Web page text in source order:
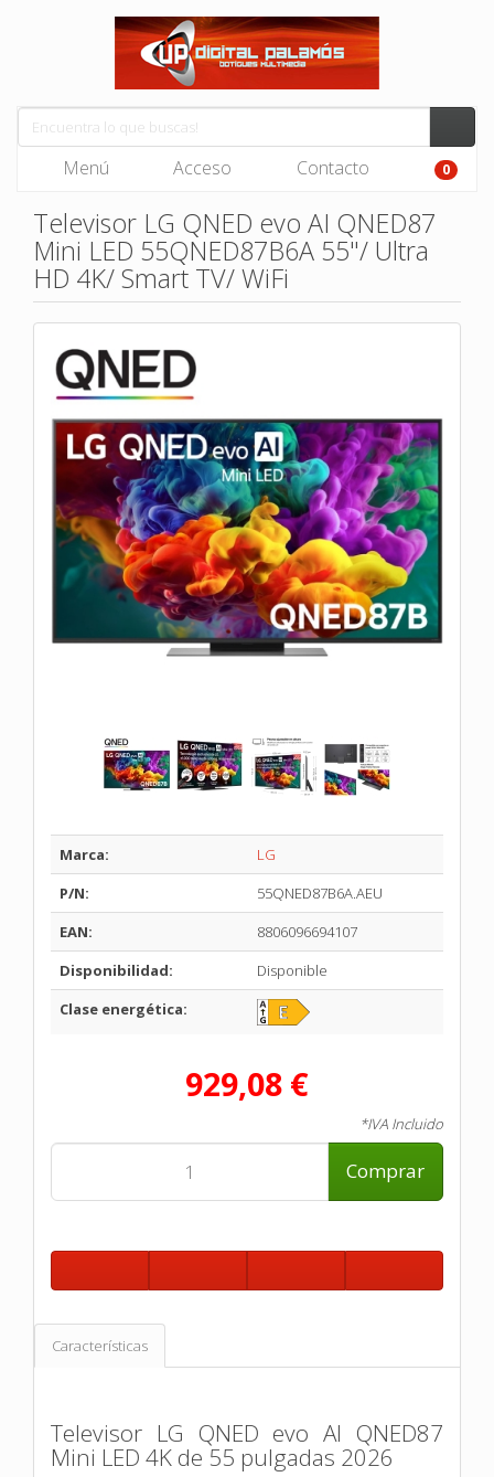
Menú Acceso Contacto 0
Televisor LG QNED evo AI QNED87
Mini LED 55QNED87B6A 55"/ Ultra
HD 4K/ Smart TV/ WiFi
Marca:
LG
P/N:
55QNED87B6A.AEU
EAN:
8806096694107
Disponibilidad:
Disponible
Clase energética:
929,08 €
*IVA Incluido
Comprar
Características
Televisor LG QNED evo AI QNED87
Mini LED 4K de 55 pulgadas 2026